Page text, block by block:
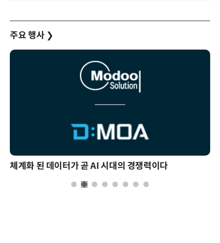
주요 행사 ❯
체계화 된 데이터가 곧 AI 시대의 경쟁력이다